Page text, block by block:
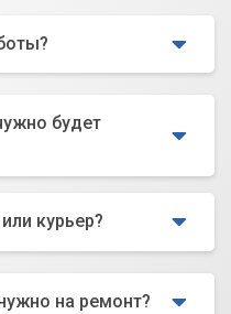
будет
курьер?
на ремонт?